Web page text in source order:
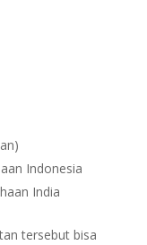
Indonesia
India
tersebut bisa